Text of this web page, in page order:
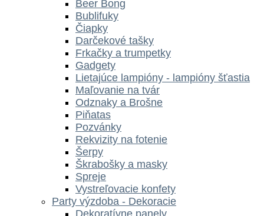
Beer Bong
Bublifuky
Čiapky
Darčekové tašky
Frkačky a trumpetky
Gadgety
Lietajúce lampióny - lampióny šťastia
Maľovanie na tvár
Odznaky a Brošne
Piňatas
Pozvánky
Rekvizity na fotenie
Šerpy
Škrabošky a masky
Spreje
Vystreľovacie konfety
Party výzdoba - Dekoracie
Dekoratívne panely